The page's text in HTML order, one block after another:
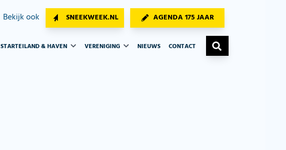
Bekijk ook SNEEKWEEK.NL AGENDA 175 JAAR
STARTEILAND & HAVEN VERENIGING NIEUWS CONTACT